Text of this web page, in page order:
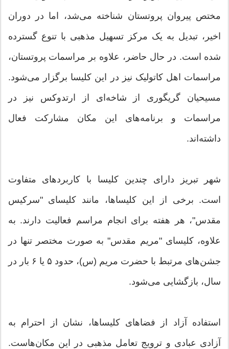
مختص پیروان پروتستان شناخته می‌شد، اما در دوران
اخیر، تبدیل به یک مرکز تسهیل مذهبی با تنوع گسترده
شده است. در حال حاضر، علاوه بر مراسمات پروتستان،
مراسمات اهل کاتولیک نیز در این کلیسا برگزار می‌شود.
مسیحیان گریگوری از شاخه‌ای از ارتدوکس نیز در
مراسمات و برنامه‌های این مکان مشارکت فعال
داشته‌اند.
شهر تبریز دارای چندین کلیسا با کاربردهای متفاوت
است. برخی از این کلیساها، مانند کلیسای "سرکیس
مقدس"، هر هفته برای انجام مراسم فعالیت دارند. به
علاوه، کلیسای "مریم مقدس" به صورت مختصر تنها در
جشن‌های مرتبط با حضرت مریم (س)، حدود ۵ یا ۶ بار در
سال، بازگشایی می‌شود.
استفاده آزاد از فضاهای کلیساها، نشان از احترام به
آزادی عبادی و ترویج تعامل مذهبی در این مکان‌هاست.